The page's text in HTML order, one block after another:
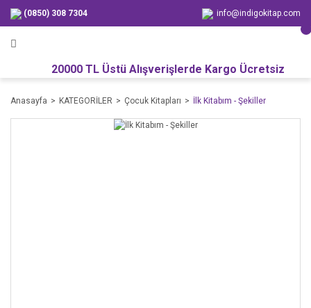
(0850) 308 7304 info@indigokitap.com
20000 TL Üstü Alışverişlerde Kargo Ücretsiz
Anasayfa KATEGORİLER Çocuk Kitapları İlk Kitabım - Şekiller